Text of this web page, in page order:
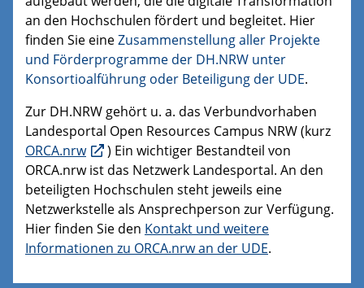
an den Hochschulen fördert und begleitet. Hier
finden Sie eineZusammenstellung aller Projekte
und Förderprogramme der DH.NRW unter
Konsortioalführung oder Beteiligung der UDE.
Zur DH.NRW gehört u. a. das Verbundvorhaben
Landesportal Open Resources Campus NRW (kurz
ORCA.nrw
) Ein wichtiger Bestandteil von
ORCA.nrw ist das Netzwerk Landesportal. An den
beteiligten Hochschulen steht jeweils eine
Netzwerkstelle als Ansprechperson zur Verfügung.
Hier finden Sie den Kontakt und weitere
Informationen zu ORCA.nrw an der UDE.